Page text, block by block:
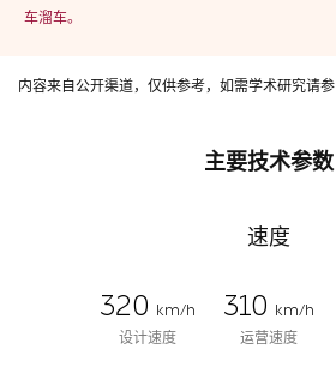
车溜车。
内容来自公开渠道，仅供参考，如需学术研究请参
主要技术参数
速度
320 km/h
设计速度
310 km/h
运营速度